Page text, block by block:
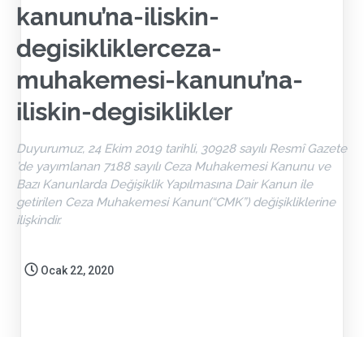
kanunu’na-iliskin-
degisikliklerceza-
muhakemesi-kanunu’na-
iliskin-degisiklikler
Duyurumuz, 24 Ekim 2019 tarihli, 30928 sayılı Resmî Gazete
’de yayımlanan 7188 sayılı Ceza Muhakemesi Kanunu ve
Bazı Kanunlarda Değişiklik Yapılmasına Dair Kanun ile
getirilen Ceza Muhakemesi Kanun(“CMK”) değişikliklerine
ilişkindir.
Ocak 22, 2020